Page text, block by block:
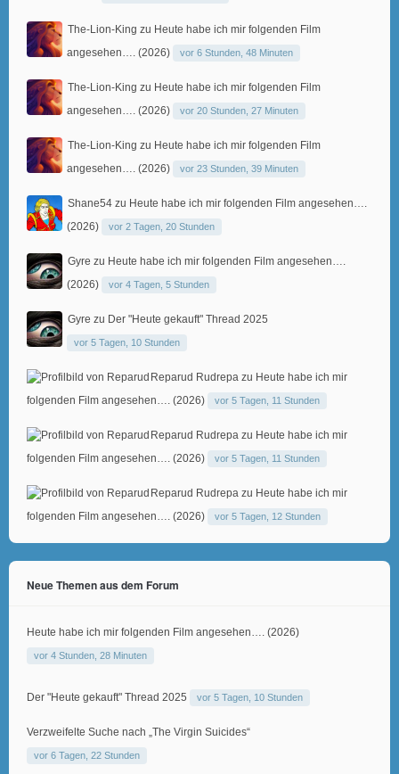
The-Lion-King zu Heute habe ich mir folgenden Film
angesehen…. (2026)
vor 6 Stunden, 48 Minuten
The-Lion-King zu Heute habe ich mir folgenden Film
angesehen…. (2026)
vor 20 Stunden, 27 Minuten
The-Lion-King zu Heute habe ich mir folgenden Film
angesehen…. (2026)
vor 23 Stunden, 39 Minuten
Shane54 zu Heute habe ich mir folgenden Film angesehen….
(2026)
vor 2 Tagen, 20 Stunden
Gyre zu Heute habe ich mir folgenden Film angesehen….
(2026)
vor 4 Tagen, 5 Stunden
Gyre zu Der "Heute gekauft" Thread 2025
vor 5 Tagen, 10 Stunden
Reparud Rudrepa zu Heute habe ich mir
folgenden Film angesehen…. (2026)
vor 5 Tagen, 11 Stunden
Reparud Rudrepa zu Heute habe ich mir
folgenden Film angesehen…. (2026)
vor 5 Tagen, 11 Stunden
Reparud Rudrepa zu Heute habe ich mir
folgenden Film angesehen…. (2026)
vor 5 Tagen, 12 Stunden
Neue Themen aus dem Forum
Heute habe ich mir folgenden Film angesehen…. (2026)
vor 4 Stunden, 28 Minuten
Der "Heute gekauft" Thread 2025 vor 5 Tagen, 10 Stunden
Verzweifelte Suche nach „The Virgin Suicides“
vor 6 Tagen, 22 Stunden